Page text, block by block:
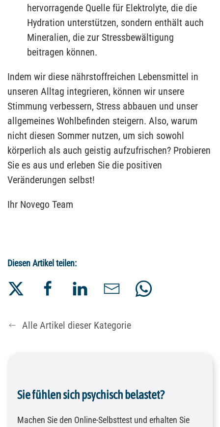
hervorragende Quelle für Elektrolyte, die die
Hydration unterstützen, sondern enthält auch
Mineralien, die zur Stressbewältigung
beitragen können.
Indem wir diese nährstoffreichen Lebensmittel in
unseren Alltag integrieren, können wir unsere
Stimmung verbessern, Stress abbauen und unser
allgemeines Wohlbefinden steigern. Also, warum
nicht diesen Sommer nutzen, um sich sowohl
körperlich als auch geistig aufzufrischen? Probieren
Sie es aus und erleben Sie die positiven
Veränderungen selbst!
Ihr Novego Team
Diesen Artikel teilen:
Alle Artikel dieser Kategorie
Sie fühlen sich psychisch belastet?
Machen Sie den Online-Selbsttest und erhalten Sie